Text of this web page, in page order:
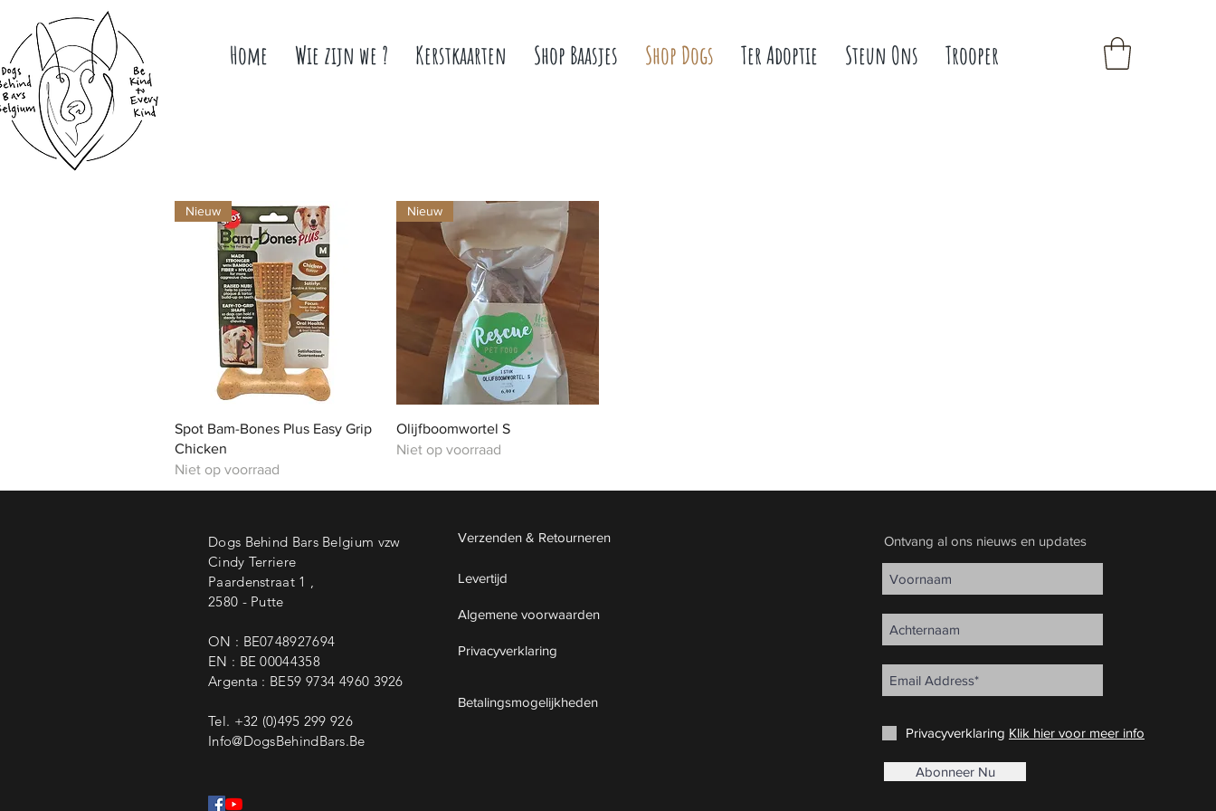
Home Wie zijn we ? Kerstkaarten Shop Baasjes Shop Dogs Ter Adoptie Steun Ons Trooper
Snel overzicht
Nieuw
Spot Bam-Bones Plus Easy Grip
Chicken
Niet op voorraad
Snel overzicht
Nieuw
Olijfboomwortel S
Niet op voorraad
Dogs Behind Bars Belgium vzw
Cindy Terriere
Paardenstraat 1 ,
2580 - Putte
ON : BE0748927694
EN : BE 00044358
Argenta : BE59 9734 4960 3926
Tel. +32 (0)495 299 926
Info@DogsBehindBars.Be
Privacyverklaring
Betalingsmogelijkheden
Verzenden & Retourneren
Levertijd
Algemene voorwaarden
Ontvang al ons nieuws en updates
Privacyverklaring Klik hier voor meer info
Abonneer Nu